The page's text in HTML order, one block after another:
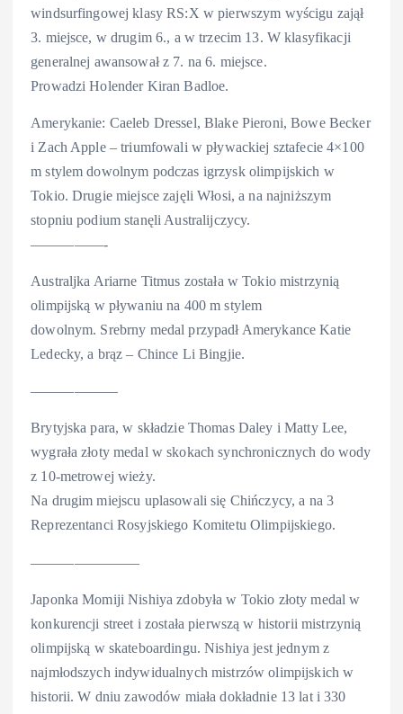
windsurfingowej klasy RS:X w pierwszym wyścigu zajął
3. miejsce, w drugim 6., a w trzecim 13. W klasyfikacji
generalnej awansował z 7. na 6. miejsce.
Prowadzi Holender Kiran Badloe.
Amerykanie: Caeleb Dressel, Blake Pieroni, Bowe Becker
i Zach Apple – triumfowali w pływackiej sztafecie 4×100
m stylem dowolnym podczas igrzysk olimpijskich w
Tokio. Drugie miejsce zajęli Włosi, a na najniższym
stopniu podium stanęli Australijczycy.
—————-
Australjka Ariarne Titmus została w Tokio mistrzynią
olimpijską w pływaniu na 400 m stylem
dowolnym. Srebrny medal przypadł Amerykance Katie
Ledecky, a brąz – Chince Li Bingjie.
——————
Brytyjska para, w składzie Thomas Daley i Matty Lee,
wygrała złoty medal w skokach synchronicznych do wody
z 10-metrowej wieży.
Na drugim miejscu uplasowali się Chińczycy, a na 3
Reprezentanci Rosyjskiego Komitetu Olimpijskiego.
———————–
Japonka Momiji Nishiya zdobyła w Tokio złoty medal w
konkurencji street i została pierwszą w historii mistrzynią
olimpijską w skateboardingu. Nishiya jest jednym z
najmłodszych indywidualnych mistrzów olimpijskich w
historii. W dniu zawodów miała dokładnie 13 lat i 330